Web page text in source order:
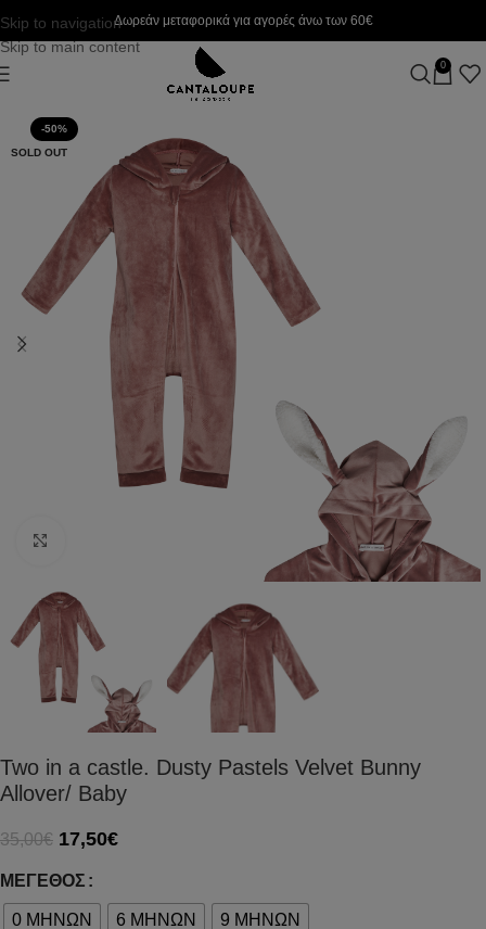
Skip to navigation
Skip to main content
Δωρεάν μεταφορικά για αγορές άνω των 60€
0
-50%
SOLD OUT
Two in a castle. Dusty Pastels Velvet Bunny
Allover/ Baby
35,00€ 17,50€
ΜΈΓΕΘΟΣ
0 ΜΗΝΩΝ 6 ΜΗΝΩΝ 9 ΜΗΝΩΝ